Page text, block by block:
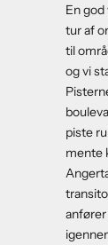
En
tur af
til
og vi
piste
mente
anfører